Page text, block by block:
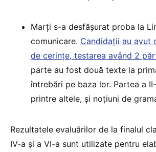
Marți s-a desfășurat proba la
comunicare. Candidații au avut
de cerințe, testarea având 2
parte au fost două texte la
întrebări pe baza lor. Partea a
printre altele, și noțiuni de
Rezultatele evaluărilor de la finalul
IV-a și a VI-a sunt utilizate pentru